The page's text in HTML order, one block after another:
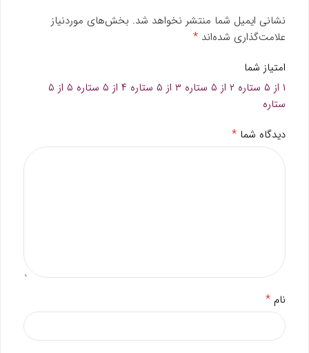
نشانی ایمیل شما منتشر نخواهد شد. بخش‌های موردنیاز
علامت‌گذاری شده‌اند *
امتیاز شما
۱ از ۵ ستاره
۲ از ۵ ستاره ۳ از ۵ ستاره ۴ از ۵ ستاره
۵ از ۵
ستاره
دیدگاه شما *
نام *